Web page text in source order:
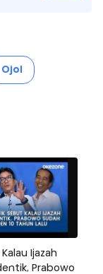
Ojol
Ijazah
Prabowo